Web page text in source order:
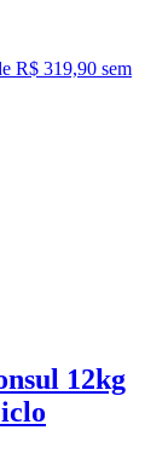
R$ 319,90 sem
12kg